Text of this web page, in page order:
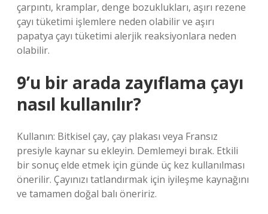
çarpıntı, kramplar, denge bozuklukları, aşırı rezene
çayı tüketimi işlemlere neden olabilir ve aşırı
papatya çayı tüketimi alerjik reaksiyonlara neden
olabilir.
9’u bir arada zayıflama çayı
nasıl kullanılır?
Kullanın: Bitkisel çay, çay plakası veya Fransız
presiyle kaynar su ekleyin. Demlemeyi bırak. Etkili
bir sonuç elde etmek için günde üç kez kullanılması
önerilir. Çayınızı tatlandırmak için iyileşme kaynağını
ve tamamen doğal balı öneririz.